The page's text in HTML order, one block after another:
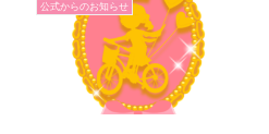
公式からのお知らせ